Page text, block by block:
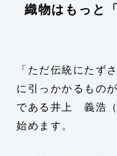
織物はもっと
「ただ伝統にたず
に引っかかるもの
である井上 義浩
始めます。